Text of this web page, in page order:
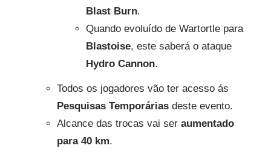
Blast Burn.
Quando evoluído de Wartortle para
Blastoise, este saberá o ataque
Hydro Cannon.
Todos os jogadores vão ter acesso ás
Pesquisas Temporáriasdeste evento.
Alcance das trocas vai ser aumentado
para 40 km.